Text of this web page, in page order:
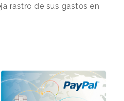
rastro de sus gastos en